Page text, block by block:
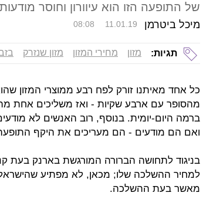
של התופעה הזו הוא עיוורון וחוסר
מיכל ביטרמן 08:08 11.01.19
תגיות: מזון מחירי המזון מזון שנזרק
כל אחד מאיתנו זורק לפח רבע ממוצרי המזון
מהסופר עם ארבע שקיות - ואז משליכים אחת
ברמה היום-יומית. בנוסף, רוב האנשים לא
ואם הם מודעים - הם מעריכים את היקף
בניגוד לתחושה הברורה המורגשת בארנק בעת
למחיר ההשלכה שלו; מכאן, לא מפתיע
מאשר בעת ההשלכה.